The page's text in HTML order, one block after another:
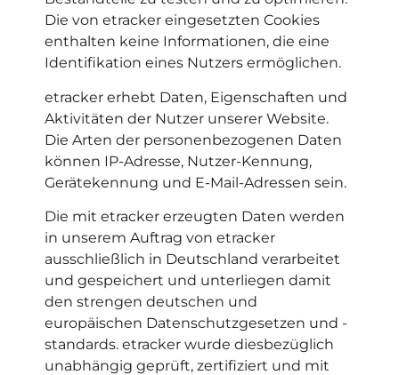
Die von etracker eingesetzten Cookies
enthalten keine Informationen, die eine
Identifikation eines Nutzers ermöglichen.
etracker erhebt Daten, Eigenschaften und
Aktivitäten der Nutzer unserer Website.
Die Arten der personenbezogenen Daten
können IP-Adresse, Nutzer-Kennung,
Gerätekennung und E-Mail-Adressen sein.
Die mit etracker erzeugten Daten werden
in unserem Auftrag von etracker
ausschließlich in Deutschland verarbeitet
und gespeichert und unterliegen damit
den strengen deutschen und
europäischen Datenschutzgesetzen und -
standards. etracker wurde diesbezüglich
unabhängig geprüft, zertifiziert und mit